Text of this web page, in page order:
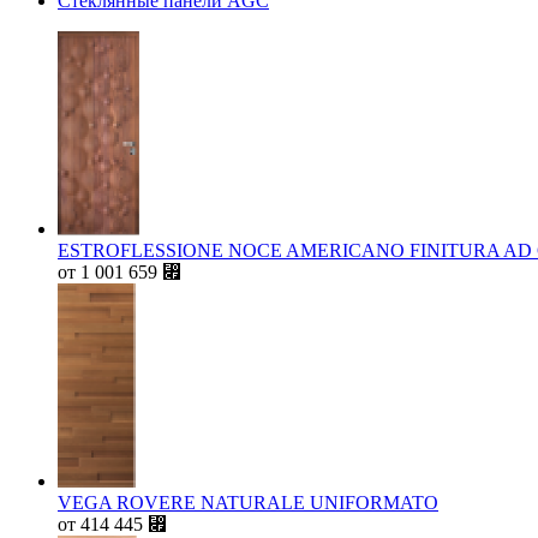
ESTROFLESSIONE NOCE AMERICANO FINITURA AD
от 1 001 659 ⃏
VEGA ROVERE NATURALE UNIFORMATO
от 414 445 ⃏